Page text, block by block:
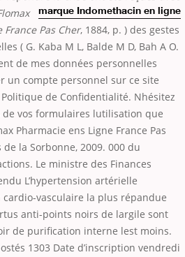
marque Indomethacin en ligne
France Pas Cher, 1884, p. ) des gestes
( G. Kaba M L, Balde M D, Bah A O.
de mes données personnelles
un compte personnel sur ce site
de Confidentialité. Nhésitez
de vos formulaires lutilisation que
Pharmacie ens Ligne France Pas
la Sorbonne, 2009. 000 du
Le ministre des Finances
L’hypertension artérielle
cardio-vasculaire la plus répandue
anti-points noirs de largile sont
de purification interne lest moins.
1303 Date d’inscription vendredi